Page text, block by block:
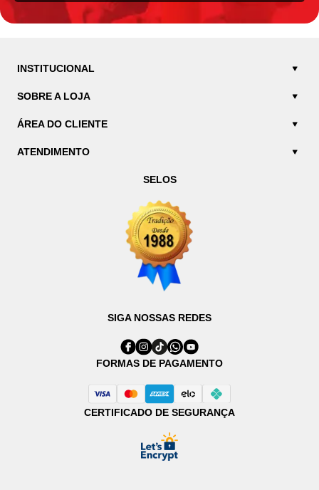
INSTITUCIONAL
SOBRE A LOJA
ÁREA DO CLIENTE
ATENDIMENTO
SELOS
SIGA NOSSAS REDES
FORMAS DE PAGAMENTO
CERTIFICADO DE SEGURANÇA